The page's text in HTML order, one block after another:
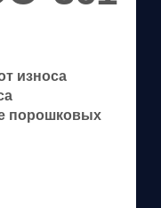
износа
порошковых